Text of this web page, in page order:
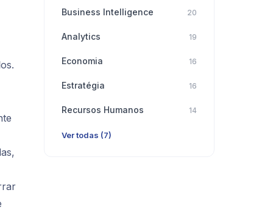
Business Intelligence 20
Analytics 19
Economia 16
Estratégia 16
Recursos Humanos 14
Ver todas (7)